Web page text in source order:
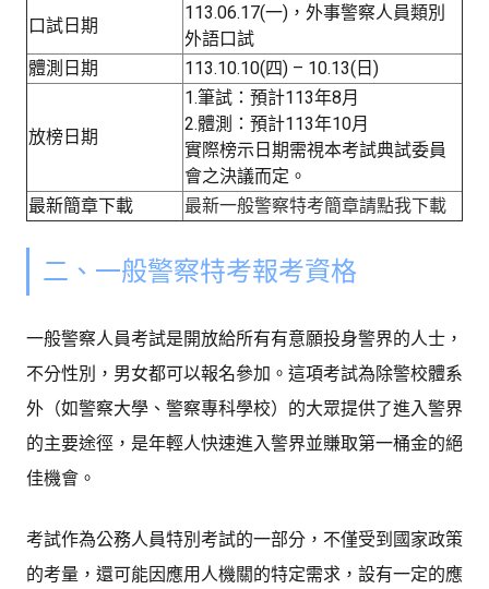
口試日期
113.06.17(一)，外事警察人員類別
外語口試
體測日期
113.10.10(四) – 10.13(日)
放榜日期
1.筆試：預計113年8月
2.體測：預計113年10月
實際榜示日期需視本考試典試委員
會之決議而定。
最新簡章下載
最新一般警察特考簡章請點我下載
二、一般警察特考報考資格
一般警察人員考試是開放給所有有意願投身警界的人士，
不分性別，男女都可以報名參加。這項考試為除警校體系
外（如警察大學、警察專科學校）的大眾提供了進入警界
的主要途徑，是年輕人快速進入警界並賺取第一桶金的絕
佳機會。
考試作為公務人員特別考試的一部分，不僅受到國家政策
的考量，還可能因應用人機關的特定需求，設有一定的應